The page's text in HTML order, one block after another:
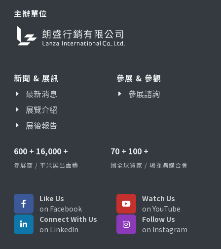
主辦單位
新聞 & 展訊
最新消息
展覽介紹
展後報告
參展 & 參觀
參展諮詢
600 + 16,000 +
參展商 / 平米展出面積
70 + 100 +
國全球買家 / 場採購媒合會
Like Us
on Facebook
Watch Us
on YouTube
Connect With Us
on LinkedIn
Follow Us
on Instagram